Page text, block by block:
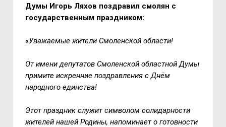
Думы Игорь Ляхов поздравил смолян с
государственным праздником:
«Уважаемые жители Смоленской области!
От имени депутатов Смоленской областной Думы
примите искренние поздравления с Днём
народного единства!
Этот праздник служит символом солидарности
жителей нашей Родины, напоминает о готовности